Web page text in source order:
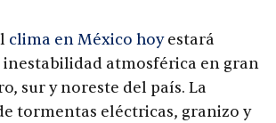
clima en México hoyestará
atmosférica en gran
sur y noreste del país. La
tormentas eléctricas, granizo y